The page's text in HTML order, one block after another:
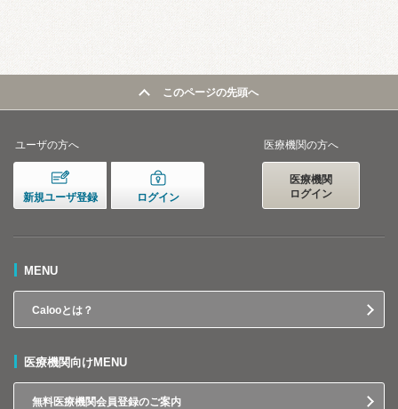
このページの先頭へ
ユーザの方へ
新規ユーザ登録 ログイン
医療機関の方へ
医療機関
ログイン
MENU
Calooとは？
医療機関向けMENU
無料医療機関会員登録のご案内